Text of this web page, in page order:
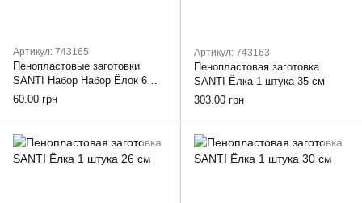
Артикул: 743165
Пенопластовые заготовки
SANTI Набор Набор Ёлок 6
штук 7,5 см 10 см
60.00 грн
Артикул: 743163
Пенопластовая заготовка
SANTI Ёлка 1 штука 35 см
303.00 грн